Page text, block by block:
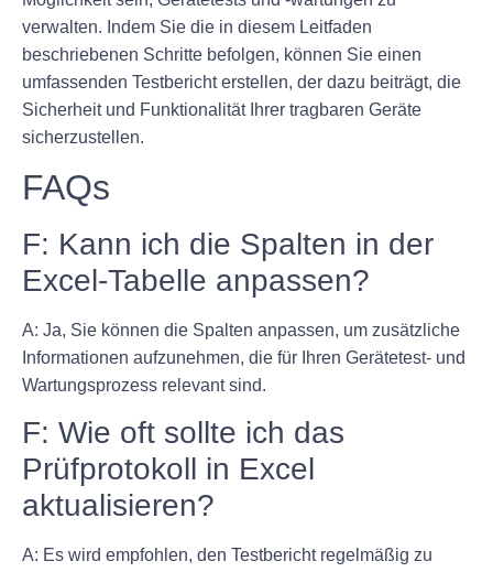
verwalten. Indem Sie die in diesem Leitfaden
beschriebenen Schritte befolgen, können Sie einen
umfassenden Testbericht erstellen, der dazu beiträgt, die
Sicherheit und Funktionalität Ihrer tragbaren Geräte
sicherzustellen.
FAQs
F: Kann ich die Spalten in der
Excel-Tabelle anpassen?
A: Ja, Sie können die Spalten anpassen, um zusätzliche
Informationen aufzunehmen, die für Ihren Gerätetest- und
Wartungsprozess relevant sind.
F: Wie oft sollte ich das
Prüfprotokoll in Excel
aktualisieren?
A: Es wird empfohlen, den Testbericht regelmäßig zu